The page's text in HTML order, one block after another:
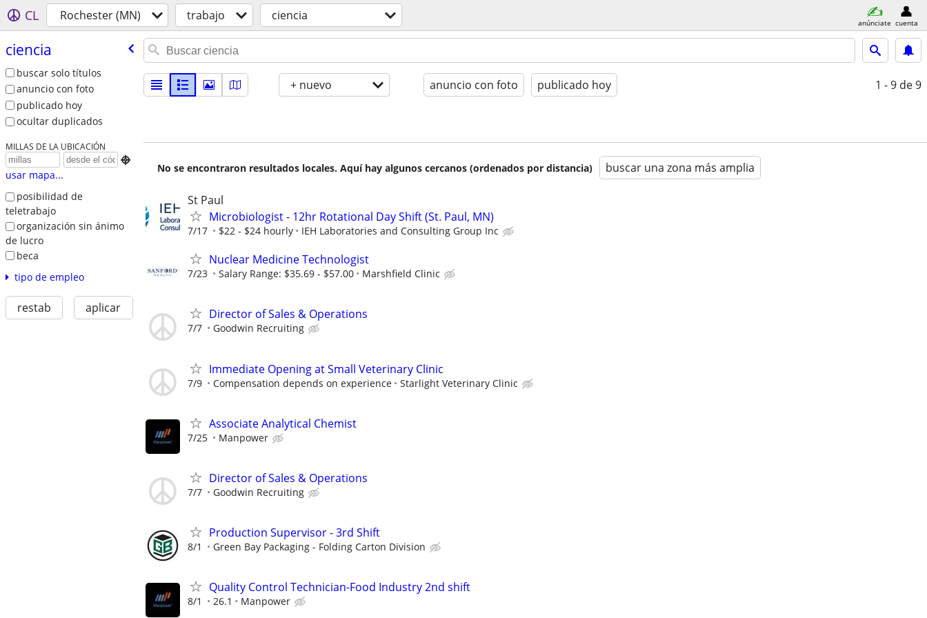
CL Rochester (MN) trabajo ciencia anúnciate cuenta
ciencia
buscar solo títulos
anuncio con foto
publicado hoy
ocultar duplicados
MILLAS DE LA UBICACIÓN

usar mapa...
posibilidad de
teletrabajo
organización sin ánimo
de lucro
beca
tipo de empleo
restab aplicar
+ nuevo anuncio con foto publicado hoy 1 - 9 de 9
No se encontraron resultados locales. Aquí hay algunos cercanos (ordenados por distancia) buscar una zona más amplia
St Paul
Microbiologist - 12hr Rotational Day Shift (St. Paul, MN)
7/17 $22 - $24 hourly IEH Laboratories and Consulting Group Inc
Nuclear Medicine Technologist
7/23 Salary Range: $35.69 - $57.00 Marshfield Clinic
Director of Sales & Operations
7/7 Goodwin Recruiting
Immediate Opening at Small Veterinary Clinic
7/9 Compensation depends on experience Starlight Veterinary Clinic
Associate Analytical Chemist
7/25 Manpower
Director of Sales & Operations
7/7 Goodwin Recruiting
Production Supervisor - 3rd Shift
8/1 Green Bay Packaging - Folding Carton Division
Quality Control Technician-Food Industry 2nd shift
8/1 26.1 Manpower